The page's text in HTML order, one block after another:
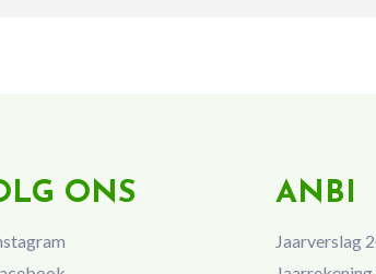
ONS ANBI
Jaarverslag